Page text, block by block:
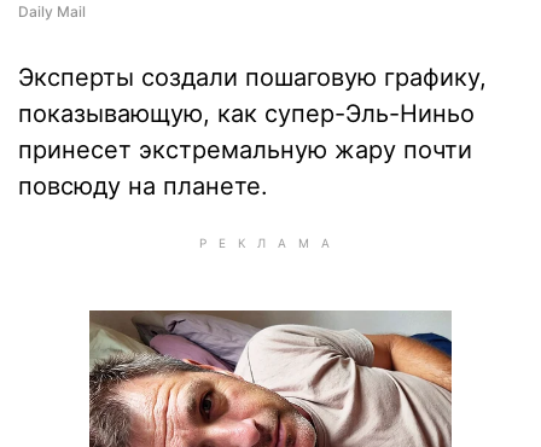
Daily Mail
Эксперты создали пошаговую графику,
показывающую, как супер-Эль-Ниньо
принесет экстремальную жару почти
повсюду на планете.